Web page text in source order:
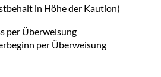
in Höhe der Kaution)
per Überweisung
per Überweisung